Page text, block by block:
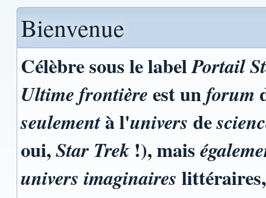
Bienvenue
Célèbre sous le labelPortail
Ultime frontièreest unforum
seulementà l'univers de
oui,Star Trek !), mais
univers imaginaires